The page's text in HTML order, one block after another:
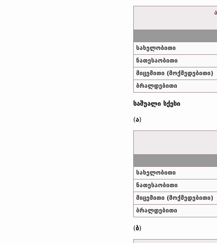
სახელობითი
ნათესაობითი
მიცემითი (მოქმედებითი)
ბრალდებითი
საშუალი სქესი
(ა)
სახელობითი
ნათესაობითი
მიცემითი (მოქმედებითი)
ბრალდებითი
(ბ)